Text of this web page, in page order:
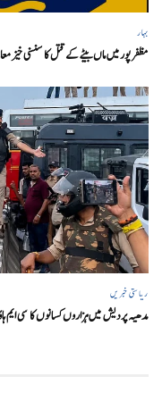
بہار
مظفر پور میں ماں بیٹے کے قتل کا سنسنی خیز
ریاستی خبریں
مدھیہ پردیش میں ہزاروں کسانوں کا سی